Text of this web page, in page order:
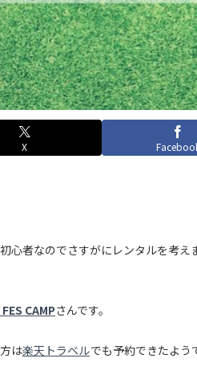
X
心者なのでさすがにレンタルを考
CAMPさんです。
は楽天トラベルでも予約できたよう